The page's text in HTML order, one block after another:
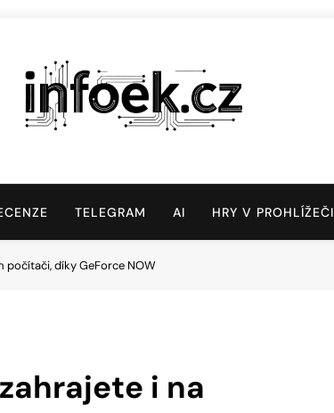
TELEGRAM AI HRY V PROHLÍŽEČI
počítači, díky GeForce NOW
i na